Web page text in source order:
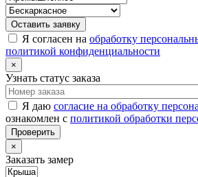
Оставить заявку
Я согласен на обработку
политикой конфиденциальности
×
Узнать статус заказа
Я даю согласие на обработку
ознакомлен с политикой обработки
Проверить
×
Заказать замер